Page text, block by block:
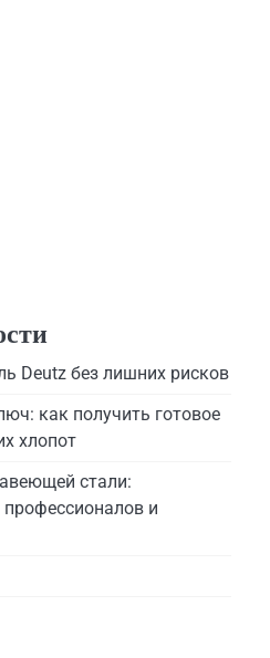
Deutz без лишних рисков
как получить готовое
хлопот
стали:
и